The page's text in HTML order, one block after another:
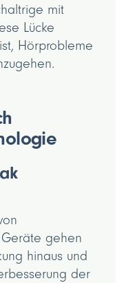
mit
Lücke
Hörprobleme
gehen
hinaus und
der